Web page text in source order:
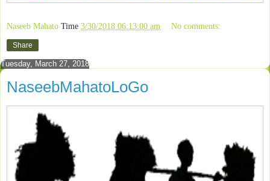
Naseeb Mahato Time 3/30/2018 06:13:00 am No comments:
Share
Tuesday, March 27, 2018
NaseebMahatoLoGo